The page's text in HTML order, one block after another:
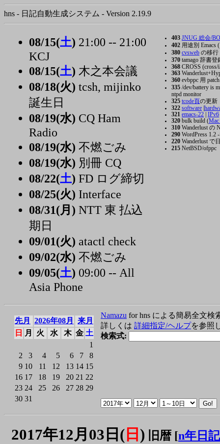
hns - 日記自動生成システム - Version 2.19.9
08/15(土) 21:00 -- 21:00
KCJ
08/15(土) 木之本会議
08/18(火) tcsh, mijinko
誕生日
08/19(水) CQ Ham
Radio
08/19(水) 不燃ごみ
08/19(水) 別冊 CQ
08/22(土) FD ログ締切
08/25(火) Interface
08/31(月) NTT 東 払込
期日
09/01(火) atactl check
09/02(水) 不燃ごみ
09/05(土) 09:00 -- All
Asia Phone
403 JNUG 総会/
402 用途別 Emacs
380 cvsweb の移行
370 tamago 辞書登
368 CROSS
363
360 evbppc 用
335 /dev/battery is
ntpd monitor
325 tcode頁の更新
322 software
321 emacs-22
IPv6
320 bulk build (
310 Wanderlust の
290 WordPress 1.2
220 Wanderlust で
215 NetBSD/ofppc
先月 2026年08月
来月
日
月 火 水 木 金 土
1
2
3 4 5 6 7
8
9 10 11 12 13 14 15
16 17 18 19 20 21 22
23 24 25 26 27 28 29
30 31
Namazu for hns による簡易全文検
詳しくは 詳細指定/ヘルプを参照
検索式:
2017年12月03日( 日 ) 旧暦 [n年日記